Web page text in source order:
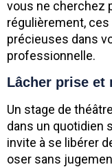
vous ne cherchez
régulièrement,
précieuses dans
professionnelle.
Lâcher prise et
Un stage de
dans un quotidien
invite à se libérer
oser sans